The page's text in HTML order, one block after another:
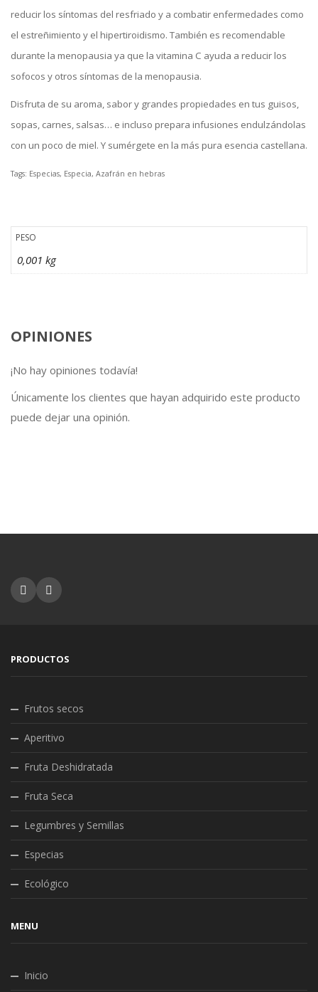
reducir los síntomas del resfriado y a combatir enfermedades como
el estreñimiento y el hipertiroidismo. También es recomendable
durante la menopausia ya que la vitamina C ayuda a reducir los
sofocos y otros síntomas de la menopausia.
Disfruta de su aroma, sabor y grandes propiedades en tus guisos,
sopas, carnes, salsas… e incluso prepara infusiones endulzándolas
con un poco de miel. Y sumérgete en la más pura esencia castellana.
Tags: Especias, Especia, Azafrán en hebras
PESO
0,001 kg
OPINIONES
¡No hay opiniones todavía!
Únicamente los clientes que hayan adquirido este producto
puede dejar una opinión.
PRODUCTOS
Frutos secos
Aperitivo
Fruta Deshidratada
Fruta Seca
Legumbres y Semillas
Especias
Ecológico
MENU
Inicio